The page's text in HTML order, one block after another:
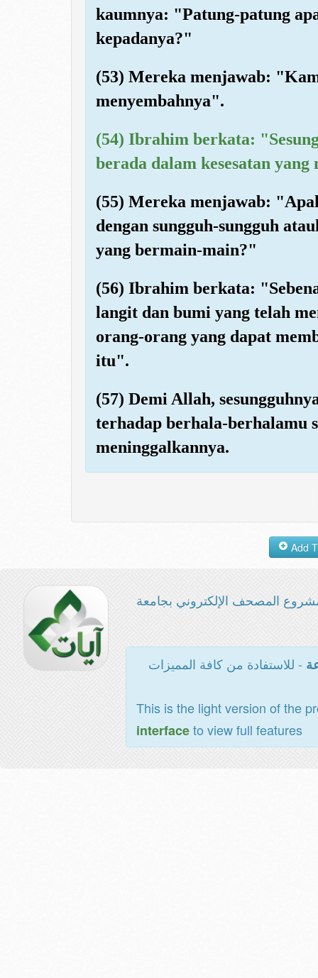
kaumnya: "Patung-patung
kepadanya?"
(53) Mereka menjawab:
menyembahnya".
(54) Ibrahim berkata:
berada dalam kesesatan yang
(55) Mereka menjawab:
dengan sungguh-sungguh
yang bermain-main?"
(56) Ibrahim berkata:
langit dan bumi yang telah
orang-orang yang dapat
itu".
(57) Demi Allah,
terhadap berhala-berhalamu
meninggalkannya.
المصحف الإلكتروني بجامعة
- للاستفادة من كافة المميزات
This is the light version of the
interfaceto view full features